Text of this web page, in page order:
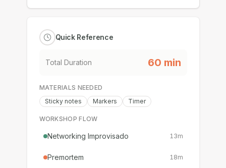
Quick Reference
Total Duration 60 min
MATERIALS NEEDED
Sticky notes
Markers Timer
WORKSHOP FLOW
Networking Improvisado 13m
Premortem 18m